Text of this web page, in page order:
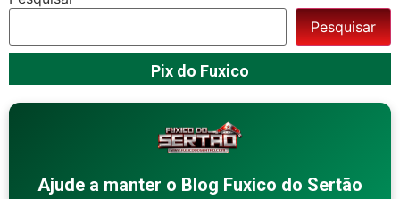
Pesquisar
Pix do Fuxico
Ajude a manter o Blog Fuxico do Sertão